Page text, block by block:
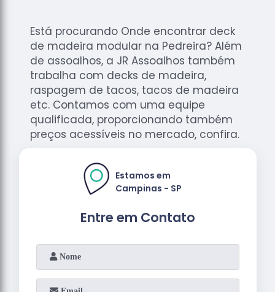
Está procurando Onde encontrar deck
de madeira modular na Pedreira? Além
de assoalhos, a JR Assoalhos também
trabalha com decks de madeira,
raspagem de tacos, tacos de madeira
etc. Contamos com uma equipe
qualificada, proporcionando também
preços acessíveis no mercado, confira.
Entre em Contato
Estamos em
Campinas - SP